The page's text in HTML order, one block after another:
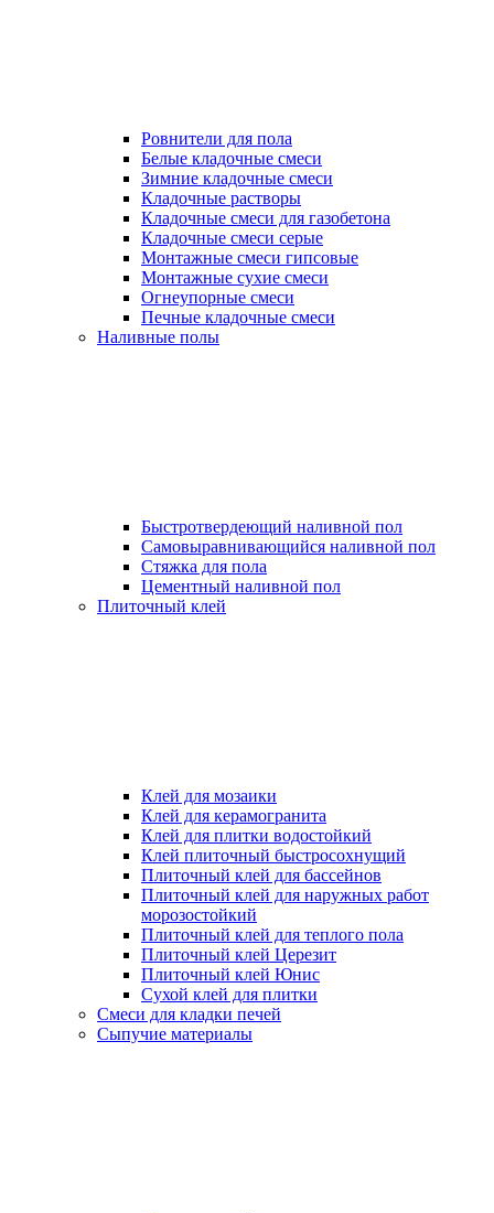
Ровнители для пола
Белые кладочные смеси
Зимние кладочные смеси
Кладочные растворы
Кладочные смеси для газобетона
Кладочные смеси серые
Монтажные смеси гипсовые
Монтажные сухие смеси
Огнеупорные смеси
Печные кладочные смеси
Наливные полы
Быстротвердеющий наливной пол
Самовыравнивающийся наливной пол
Стяжка для пола
Цементный наливной пол
Плиточный клей
Клей для мозаики
Клей для керамогранита
Клей для плитки водостойкий
Клей плиточный быстросохнущий
Плиточный клей для бассейнов
Плиточный клей для наружных работ
морозостойкий
Плиточный клей для теплого пола
Плиточный клей Церезит
Плиточный клей Юнис
Сухой клей для плитки
Смеси для кладки печей
Сыпучие материалы